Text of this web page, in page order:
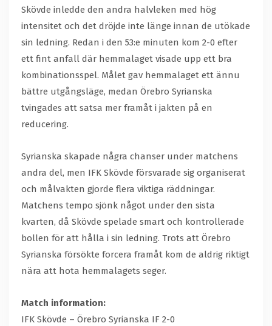
Skövde inledde den andra halvleken med hög
intensitet och det dröjde inte länge innan de utökade
sin ledning. Redan i den 53:e minuten kom 2-0 efter
ett fint anfall där hemmalaget visade upp ett bra
kombinationsspel. Målet gav hemmalaget ett ännu
bättre utgångsläge, medan Örebro Syrianska
tvingades att satsa mer framåt i jakten på en
reducering.
Syrianska skapade några chanser under matchens
andra del, men IFK Skövde försvarade sig organiserat
och målvakten gjorde flera viktiga räddningar.
Matchens tempo sjönk något under den sista
kvarten, då Skövde spelade smart och kontrollerade
bollen för att hålla i sin ledning. Trots att Örebro
Syrianska försökte forcera framåt kom de aldrig riktigt
nära att hota hemmalagets seger.
Match information:
IFK Skövde – Örebro Syrianska IF 2-0